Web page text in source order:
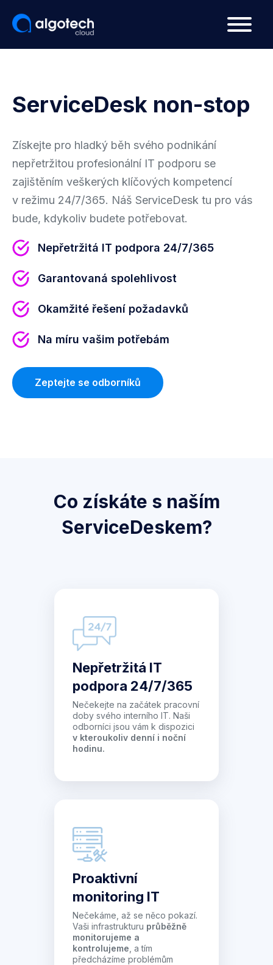
ServiceDesk non-stop
Získejte pro hladký běh svého podnikání
nepřetržitou profesionální IT podporu se
zajištěním veškerých klíčových kompetencí
v režimu 24/7/365. Náš ServiceDesk tu pro vás
bude, kdykoliv budete potřebovat.
Nepřetržitá IT podpora 24/7/365
Garantovaná spolehlivost
Okamžité řešení požadavků
Na míru vašim potřebám
Zeptejte se odborníků
Co získáte s naším
ServiceDeskem?
Nepřetržitá IT
podpora 24/7/365
Nečekejte na začátek pracovní
doby svého interního IT. Naši
odborníci jsou vám k dispozici
v kteroukoliv denní i noční
hodinu.
Proaktivní
monitoring IT
Nečekáme, až se něco pokazí.
Vaši infrastrukturu průběžně
monitorujeme a
kontrolujeme , a tím
předcházíme problémům